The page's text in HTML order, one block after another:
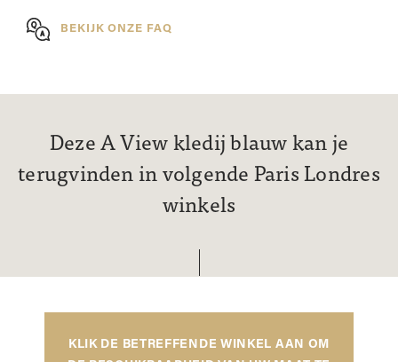
BEKIJK ONZE FAQ
Deze A View kledij blauw kan je
terugvinden in volgende Paris Londres
winkels
KLIK DE BETREFFENDE WINKEL AAN OM